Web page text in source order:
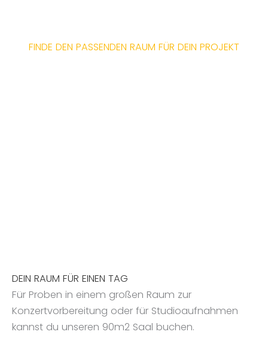
FINDE DEN PASSENDEN RAUM FÜR DEIN PROJEKT
DEIN RAUM FÜR EINEN TAG
Für Proben in einem großen Raum zur
Konzertvorbereitung oder für Studioaufnahmen
kannst du unseren 90m2 Saal buchen.